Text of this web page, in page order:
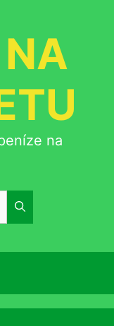
na